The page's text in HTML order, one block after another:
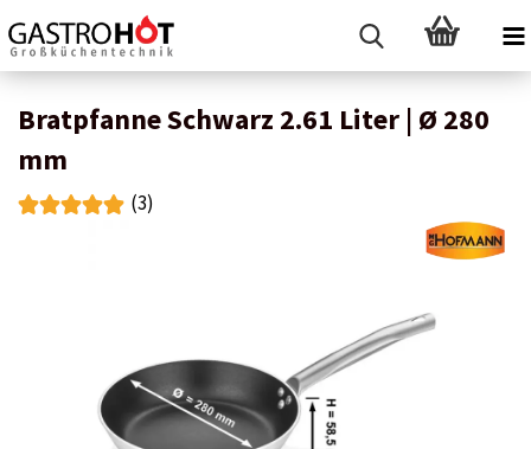
Bratpfanne Schwarz 2.61 Liter | Ø 280
mm
(3)